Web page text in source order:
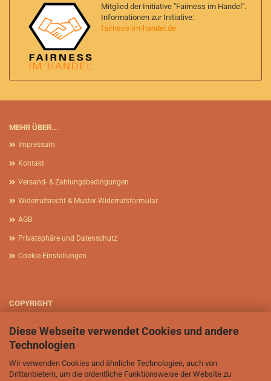
Diese Webseite verwendet Cookies und andere
Technologien
Wir verwenden Cookies und ähnliche Technologien, auch von
Drittanbietern, um die ordentliche Funktionsweise der Website zu
Mitglied der Initiative "Fairness im Handel".
Informationen zur Initiative:
fairness-im-handel.de
MEHR ÜBER...
Impressum
Kontakt
Versand- & Zahlungsbedingungen
Widerrufsrecht & Muster-Widerrufsformular
AGB
Privatsphäre und Datenschutz
Cookie Einstellungen
COPYRIGHT
AFRIKASIA.DE - CHRISTINE ZIMMERMANN
ALLE RECHTE VORBEHALTEN
BILDRECHTE EXKLUSIV BEI CHRISTINE ZIMMERMANN